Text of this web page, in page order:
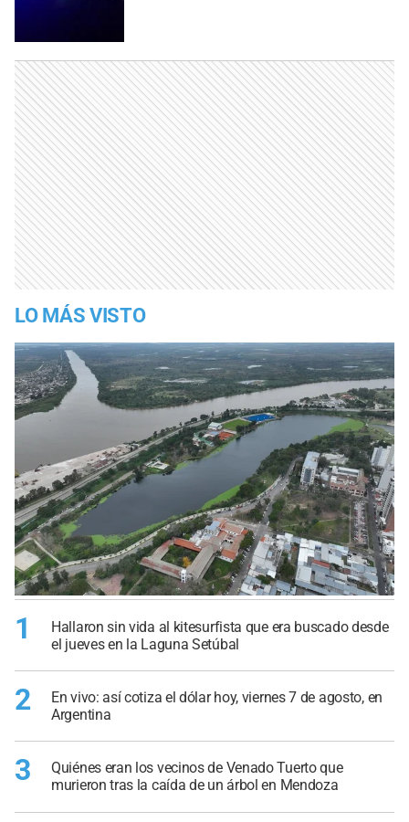
LO MÁS VISTO
1
Hallaron sin vida al kitesurfista que era buscado desde
el jueves en la Laguna Setúbal
2
En vivo: así cotiza el dólar hoy, viernes 7 de agosto, en
Argentina
3
Quiénes eran los vecinos de Venado Tuerto que
murieron tras la caída de un árbol en Mendoza